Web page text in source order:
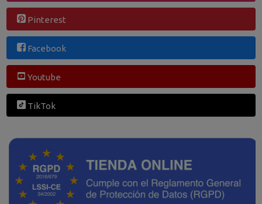
Pinterest
Facebook
Youtube
TikTok